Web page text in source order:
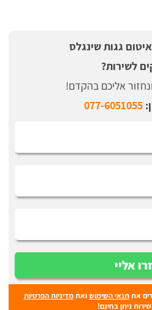
גגות שינגלס
לשירות?
אליכם בהקדם!
077-6051055
אליי
אתתנאי השימושואתמדיניות הפרטיות
ניתן בחינם!